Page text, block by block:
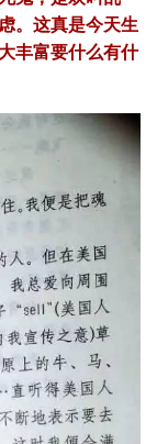
。这真是今天生
丰富要什么有什